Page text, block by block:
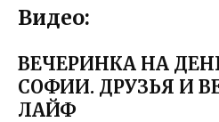
Видео:
ВЕЧЕРИНКА НА
СОФИИ. ДРУЗЬЯ И
ЛАЙФ